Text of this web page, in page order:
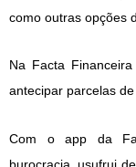
como outras opções
Na Facta
antecipar parcelas
Com o app da